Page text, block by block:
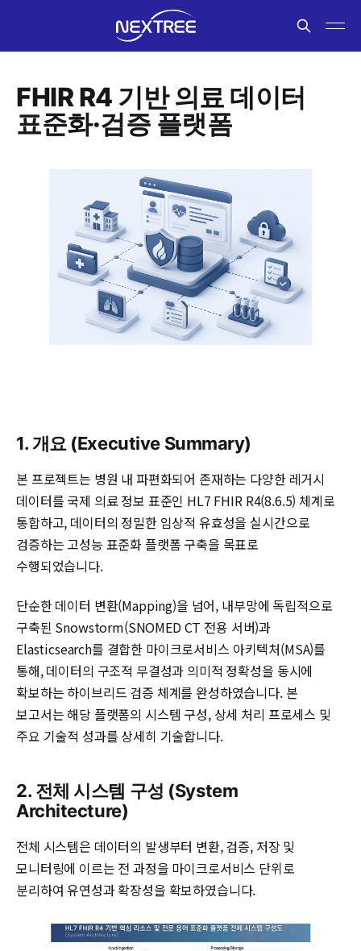
FHIR R4 기반 의료 데이터
표준화·검증 플랫폼
1. 개요 (Executive Summary)
본 프로젝트는 병원 내 파편화되어 존재하는 다양한 레거시
데이터를 국제 의료 정보 표준인 HL7 FHIR R4(8.6.5) 체계로
통합하고, 데이터의 정밀한 임상적 유효성을 실시간으로
검증하는 고성능 표준화 플랫폼 구축을 목표로
수행되었습니다.
단순한 데이터 변환(Mapping)을 넘어, 내부망에 독립적으로
구축된 Snowstorm(SNOMED CT 전용 서버)과
Elasticsearch를 결합한 마이크로서비스 아키텍처(MSA)를
통해, 데이터의 구조적 무결성과 의미적 정확성을 동시에
확보하는 하이브리드 검증 체계를 완성하였습니다. 본
보고서는 해당 플랫폼의 시스템 구성, 상세 처리 프로세스 및
주요 기술적 성과를 상세히 기술합니다.
2. 전체 시스템 구성 (System
Architecture)
전체 시스템은 데이터의 발생부터 변환, 검증, 저장 및
모니터링에 이르는 전 과정을 마이크로서비스 단위로
분리하여 유연성과 확장성을 확보하였습니다.